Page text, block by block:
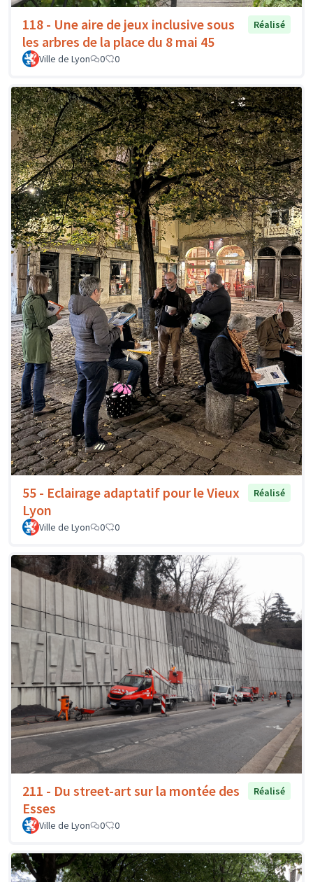
118 - Une aire de jeux inclusive sous
les arbres de la place du 8 mai 45
Réalisé
Ville de Lyon 0 0
55 - Eclairage adaptatif pour le Vieux
Lyon
Réalisé
Ville de Lyon 0 0
211 - Du street-art sur la montée des
Esses
Réalisé
Ville de Lyon 0 0